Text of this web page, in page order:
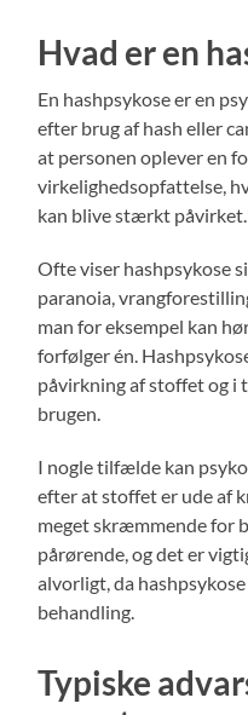
Hvad er en
En hashpsykose er en
efter brug af hash eller
at personen oplever en
virkelighedsopfattelse,
kan blive stærkt påvirket.
Ofte viser hashpsykose
paranoia,
man for eksempel kan
forfølger én.
påvirkning af stoffet og i
brugen.
I nogle tilfælde kan
efter at stoffet er ude af
meget skræmmende for
pårørende, og det er
alvorligt, da
behandling.
Typiske